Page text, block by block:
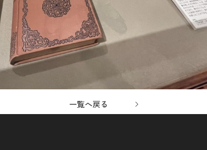
一覧へ戻る